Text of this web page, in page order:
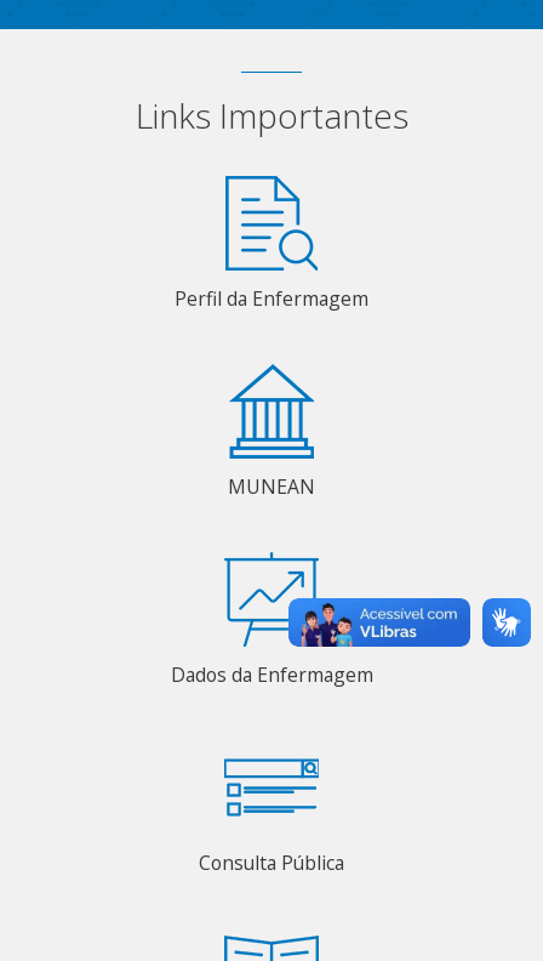
Links Importantes
Perfil da Enfermagem
MUNEAN
Dados da Enfermagem
Consulta Pública